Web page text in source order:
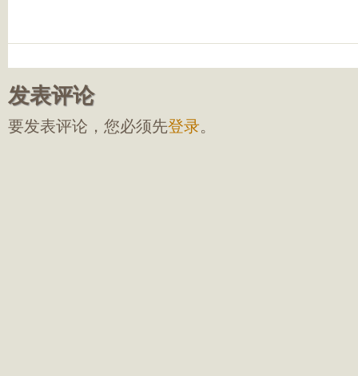
发表评论
要发表评论，您必须先登录。